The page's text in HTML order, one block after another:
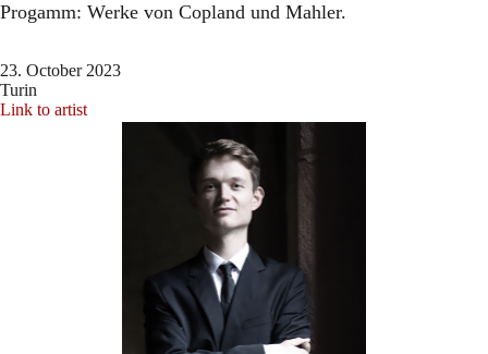
Progamm: Werke von Copland und Mahler.
23. October 2023
Turin
Link to artist